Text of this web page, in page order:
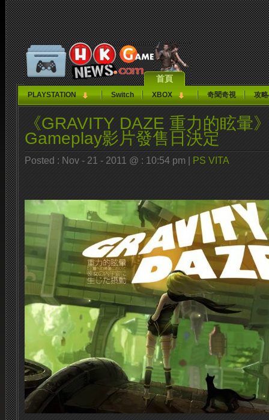
首頁
PLAYSTATION Switch XBOX 奇聞奇視 攻
《GRAVITY DAZE 重力的眩暈
Gameplay影片發售日決定
Posted : Nov - 21 - 2011 @ : 10:54 pm | PS VITA